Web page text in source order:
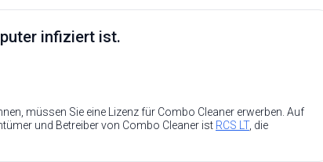
infiziert ist.
müssen Sie eine Lizenz für Combo Cleaner erwerben. Auf
und Betreiber von Combo Cleaner ist RCS LT, die